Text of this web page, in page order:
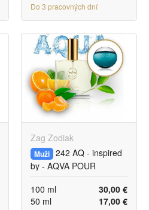
Do 3 pracovných dní
Zag Zodiak
Muži 242 AQ - inspired
by - AQVA POUR
HOMME
30,00 €
100 ml
17,00 €
50 ml